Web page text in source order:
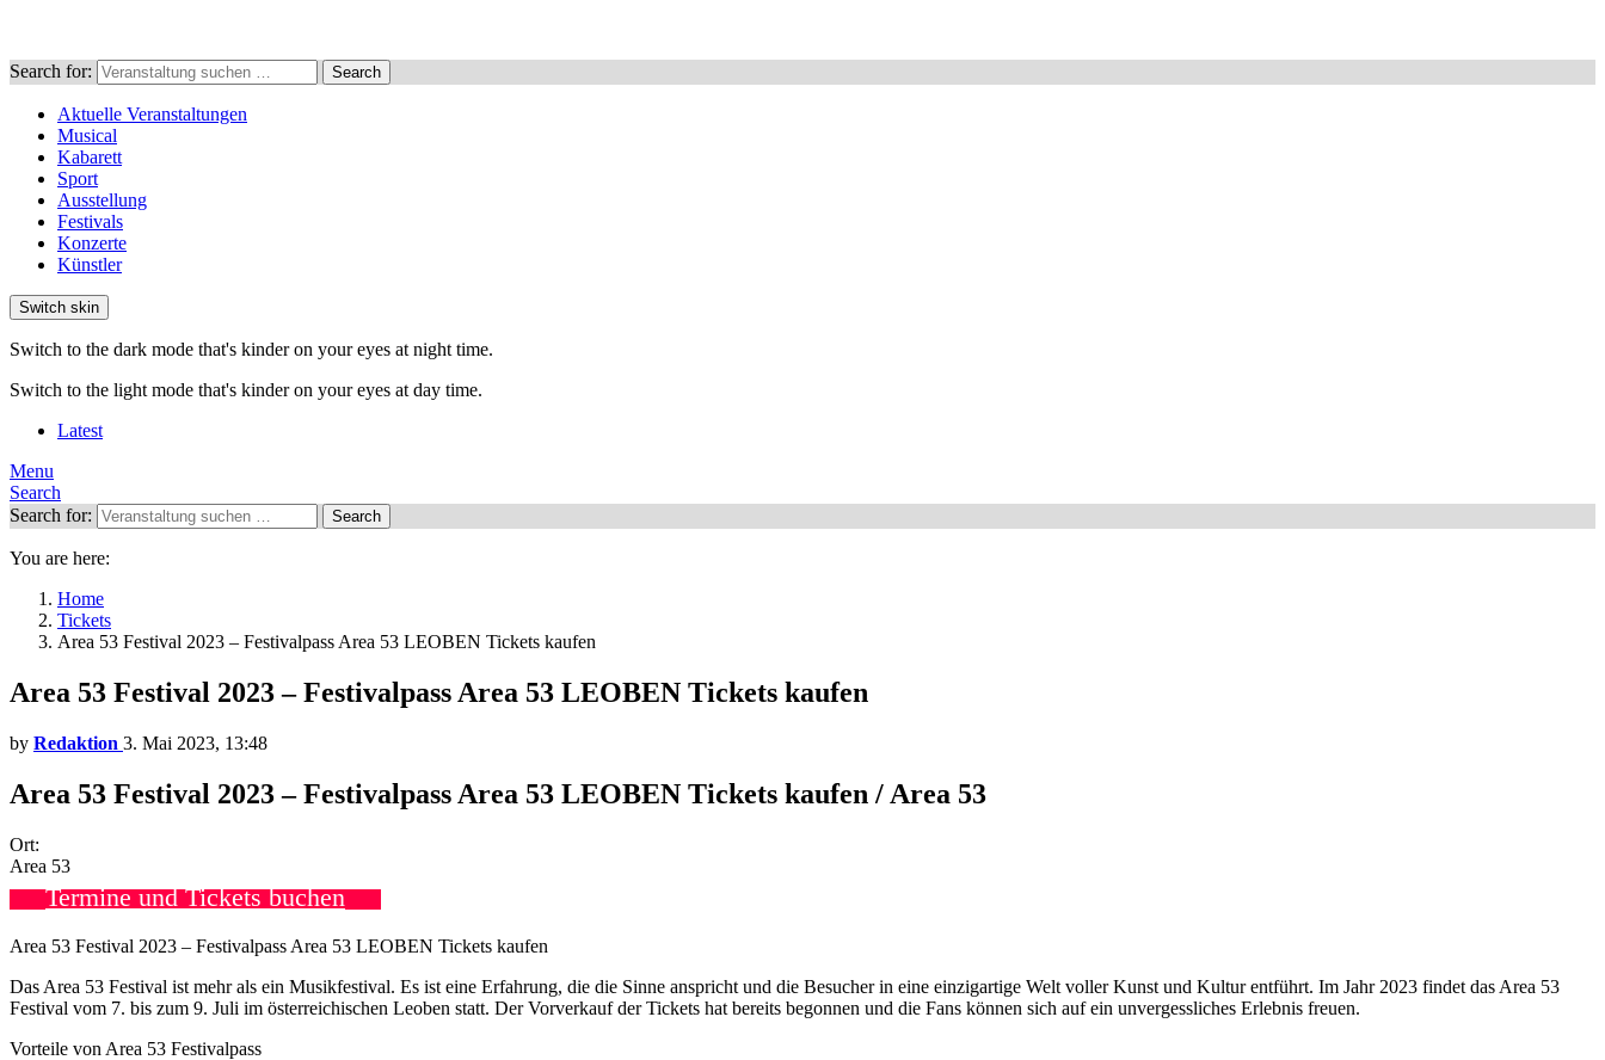
Search for: Search
Aktuelle Veranstaltungen
Musical
Kabarett
Sport
Ausstellung
Festivals
Konzerte
Künstler
Switch skin
Switch to the dark mode that's kinder on your eyes at night time.
Switch to the light mode that's kinder on your eyes at day time.
Latest
Menu
Search
Search for:
Search
You are here:
Home
Tickets
Area 53 Festival 2023 – Festivalpass Area 53 LEOBEN Tickets kaufen
Area 53 Festival 2023 – Festivalpass Area 53 LEOBEN Tickets kaufen
by Redaktion 3. Mai 2023, 13:48
Area 53 Festival 2023 – Festivalpass Area 53 LEOBEN Tickets kaufen / Area 53
Ort:
Area 53
Termine und Tickets buchen
Area 53 Festival 2023 – Festivalpass Area 53 LEOBEN Tickets kaufen
Das Area 53 Festival ist mehr als ein Musikfestival. Es ist eine Erfahrung, die die Sinne anspricht und die Besucher in eine einzigartige Welt voller Kunst und Kultur entführt. Im Jahr 2023 findet das Area 53
Festival vom 7. bis zum 9. Juli im österreichischen Leoben statt. Der Vorverkauf der Tickets hat bereits begonnen und die Fans können sich auf ein unvergessliches Erlebnis freuen.
Vorteile von Area 53 Festivalpass